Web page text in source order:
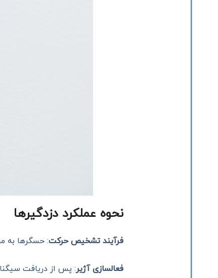
نحوه عملکرد دزدگیرها
فرآیند تشخیص حرکت: حسگرها به
فعالسازی آژیر: پس از دریافت